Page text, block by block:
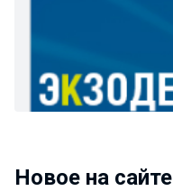
Новое на сайте